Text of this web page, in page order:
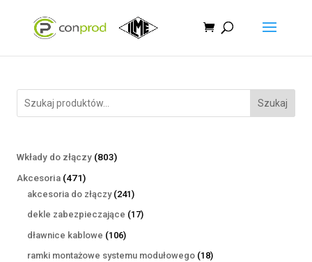
Szukaj
Wkłady do złączy 803803
Akcesoria 471471
produktów
akcesoria do złączy 241241
produktów
dekle zabezpieczające 1717
dławnice kablowe 106106
produktów
ramki montażowe systemu modułowego 1818